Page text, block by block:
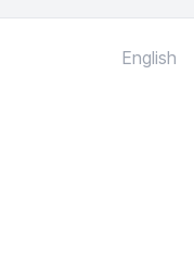
English